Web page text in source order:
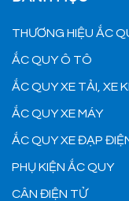
THƯƠNG HIỆU ẮC
ẮC QUY Ô TÔ
ẮC QUY XE TẢI, XE
ẮC QUY XE MÁY
ẮC QUY XE ĐẠP
PHỤ KIỆN ẮC QUY
CÂN ĐIỆN TỬ